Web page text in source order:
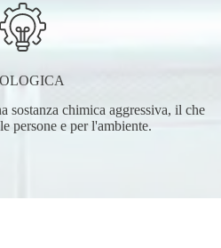
sostanza chimica aggressiva, il che
persone e per l'ambiente.